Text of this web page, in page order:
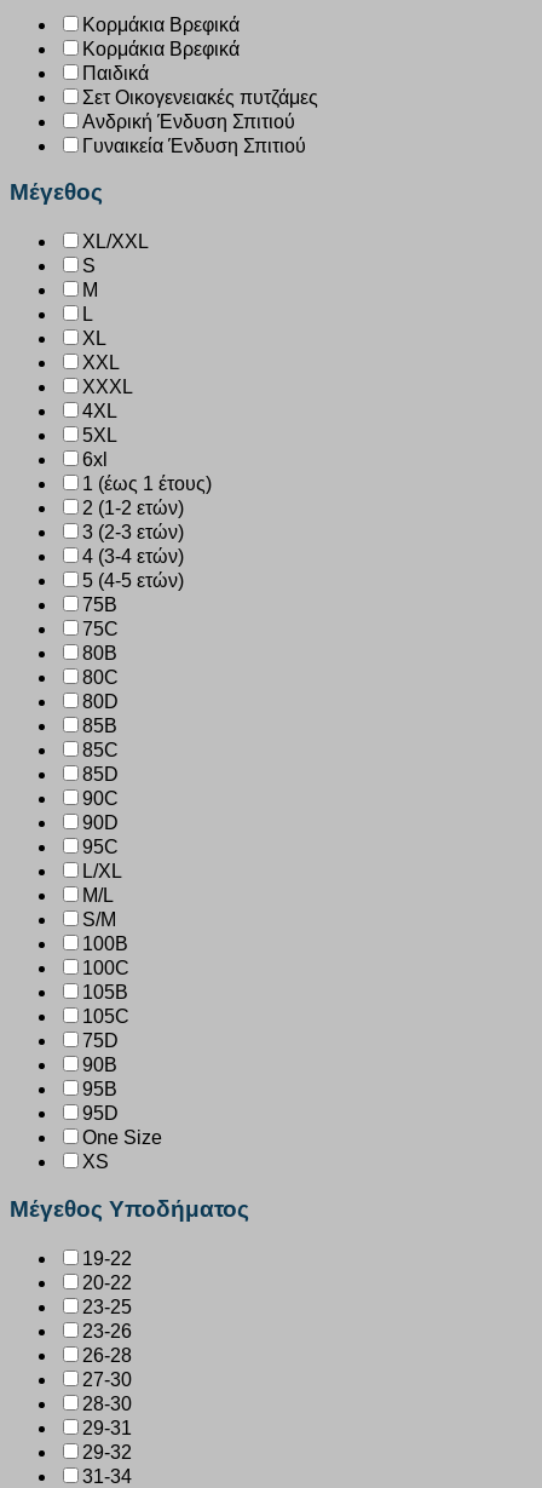
Κορμάκια Βρεφικά
Κορμάκια Βρεφικά
Παιδικά
Σετ Οικογενειακές πυτζάμες
Ανδρική Ένδυση Σπιτιού
Γυναικεία Ένδυση Σπιτιού
Μέγεθος
XL/XXL
S
M
L
XL
XXL
XXXL
4XL
5XL
6xl
1 (έως 1 έτους)
2 (1-2 ετών)
3 (2-3 ετών)
4 (3-4 ετών)
5 (4-5 ετών)
75B
75C
80B
80C
80D
85B
85C
85D
90C
90D
95C
L/XL
M/L
S/M
100B
100C
105B
105C
75D
90B
95B
95D
One Size
XS
Μέγεθος Υποδήματος
19-22
20-22
23-25
23-26
26-28
27-30
28-30
29-31
29-32
31-34